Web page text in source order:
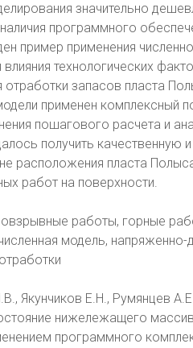
значительно
программного
пример применения
технологических
отработки запасов пласта
применен комплексный
пошагового расчета и
получить качественную
расположения пласта
работ на поверхности.
работы, горные
модель,
Якунчиков Е.Н., Румянцев
нижележащего
программного